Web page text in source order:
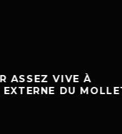
ASSEZ VIVE À
DU MOLLET